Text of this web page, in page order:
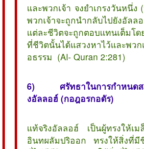
และพวกเจ้า จงยำเกรงวันหนึ่
พวกเจ้าจะถูกนำกลับไปยังอัลล
แต่ละชีวิตจะถูกตอบแทนเต็มโ
ที่ชีวิตนั้นได้แสวงหาไว้และพวก
อธรรม (Al- Quran 2:281)
6) ศรัทธาในการกำหนดส
งอัลลอฮ์ (กอฎอรกอดัร)
แท้จริงอัลลอฮ์ เป็นผู้ทรงให้เ
อินทผลัมปริออก ทรงให้สิ่งที่มี